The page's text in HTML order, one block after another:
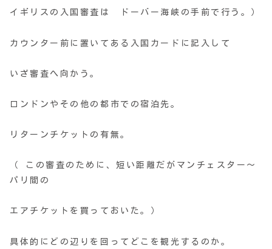
イギリスの入国審査は ドーバー海峡の手前で行う。）
カウンター前に置いてある入国カードに記入して
いざ審査へ向かう。
ロンドンやその他の都市での宿泊先。
リターンチケットの有無。
（ この審査のために、短い距離だがマンチェスター～
パリ間の
エアチケットを買っておいた。）
具体的にどの辺りを回ってどこを観光するのか。